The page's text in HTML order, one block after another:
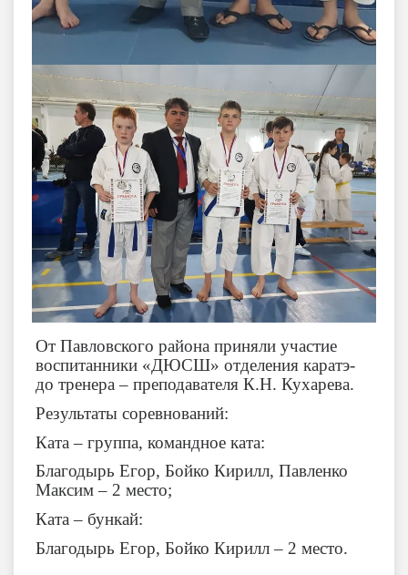
От Павловского района приняли участие
воспитанники «ДЮСШ» отделения каратэ-
до тренера – преподавателя К.Н. Кухарева.
Результаты соревнований:
Ката – группа, командное ката:
Благодырь Егор, Бойко Кирилл, Павленко
Максим – 2 место;
Ката – бункай:
Благодырь Егор, Бойко Кирилл – 2 место.